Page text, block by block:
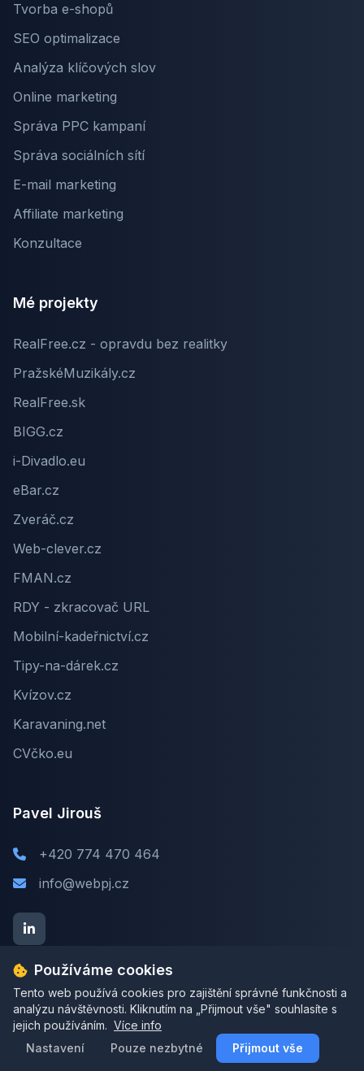
Tvorba e-shopů
SEO optimalizace
Analýza klíčových slov
Online marketing
Správa PPC kampaní
Správa sociálních sítí
E-mail marketing
Affiliate marketing
Konzultace
Mé projekty
RealFree.cz - opravdu bez realitky
PražskéMuzikály.cz
RealFree.sk
BIGG.cz
i-Divadlo.eu
eBar.cz
Zveráč.cz
Web-clever.cz
FMAN.cz
RDY - zkracovač URL
Mobilní-kadeřnictví.cz
Tipy-na-dárek.cz
Kvízov.cz
Karavaning.net
CVčko.eu
Pavel Jirouš
+420 774 470 464
info@webpj.cz
© 2026 webpj.cz. Všechna práva vyhrazena.
Pavel Jirouš | IČ: 06484824
Používáme cookies
Tento web používá cookies pro zajištění správné funkčnosti a
analýzu návštěvnosti. Kliknutím na „Přijmout vše" souhlasíte s
jejich používáním. Více info
Nastavení
Pouze nezbytné Přijmout vše